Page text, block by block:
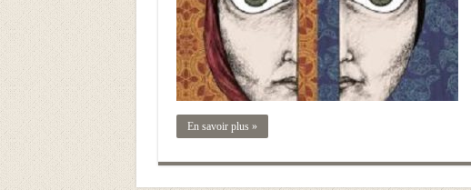
En savoir plus »